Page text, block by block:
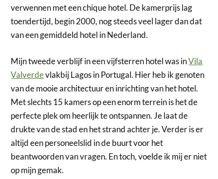
verwennen met een chique hotel. De kamerprijs lag
toendertijd, begin 2000, nog steeds veel lager dan dat
van een gemiddeld hotel in Nederland.
Mijn tweede verblijf in een vijfsterren hotel was inVila
Valverdevlakbij Lagos in Portugal. Hier heb ik genoten
van de mooie architectuur en inrichting van het hotel.
Met slechts 15 kamers op een enorm terrein is het de
perfecte plek om heerlijk te ontspannen. Je laat de
drukte van de stad en het strand achter je. Verder is er
altijd een personeelslid in de buurt voor het
beantwoorden van vragen. En toch, voelde ik mij er niet
op mijn gemak.